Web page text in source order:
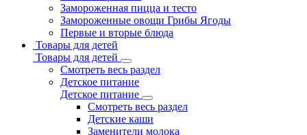
Замороженная пицца и тесто
Замороженные овощи Грибы Ягоды
Первые и вторые блюда
Товары для детей
Товары для детей
Смотреть весь раздел
Детское питание
Детское питание
Смотреть весь раздел
Детские каши
Заменители молока